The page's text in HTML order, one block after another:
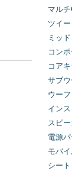
マル
ツイ
ミッ
コン
コア
サブ
ウー
イン
スピ
電源
モバ
シー